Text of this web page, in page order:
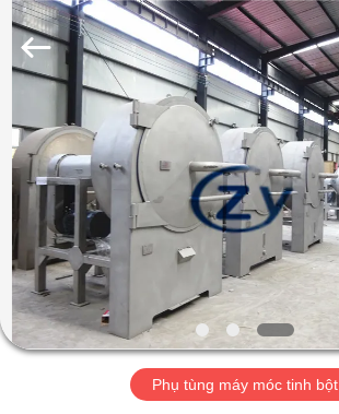
TRANG
CHỦ
CÁC
SẢN
PHẨM
VỀ
2026
Henan
Zhiyuan
Starch
Engineering
Machinery
Reserved.
Phụ tùng máy móc tinh bột